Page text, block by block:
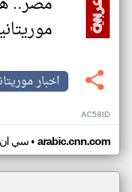
اخبار
AC58ID
سي ان• arabic.cnn.com